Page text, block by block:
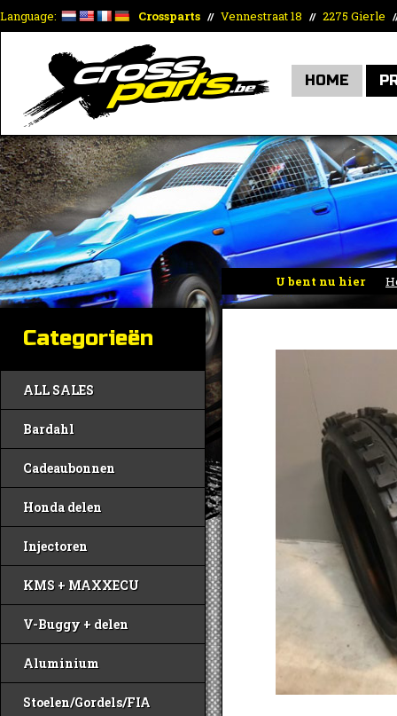
Language: Crossparts // Vennestraat 18 // 2275 Gierle
HOME
U bent nu hier
Categorieën
ALL SALES
Bardahl
Cadeaubonnen
Honda delen
Injectoren
KMS + MAXXECU
V-Buggy + delen
Aluminium
Stoelen/Gordels/FIA